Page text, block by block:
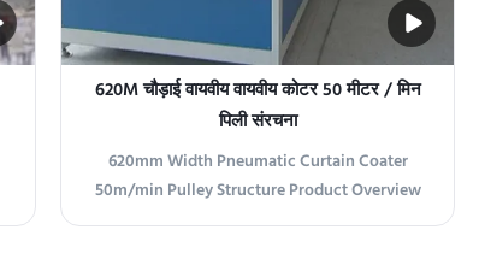
620M चौड़ाई वायवीय वायवीय कोटर 50 मीटर / मिन
पिली संरचना
620mm Width Pneumatic Curtain Coater
50m/min Pulley Structure Product Overview
This advanced curtain coater features Italian